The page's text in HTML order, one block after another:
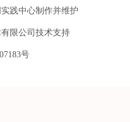
践中心制作并维护
限公司技术支持
号